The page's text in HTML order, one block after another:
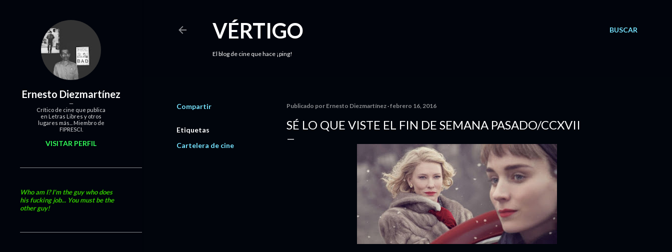
BUSCAR
VÉRTIGO
El blog de cine que hace ¡ping!
Compartir
Etiquetas
Cartelera de cine
Publicado por Ernesto Diezmartínez febrero 16, 2016
SÉ LO QUE VISTE EL FIN DE SEMANA PASADO/CCXVII
Ernesto Diezmartínez
Crítico de cine que publica
en Letras Libres y otros
lugares más... Miembro de
FIPRESCI.
VISITAR PERFIL
Who am I? I'm the guy who does
his fucking job... You must be the
other guy!